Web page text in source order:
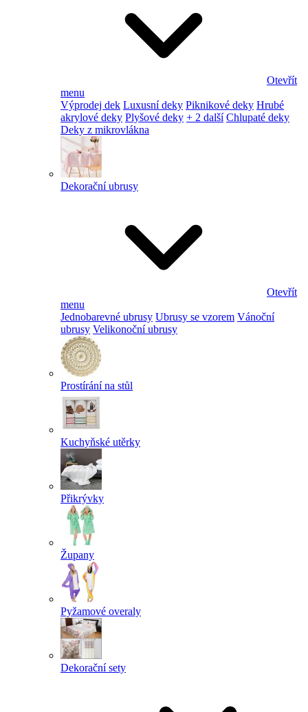
Otevřít
menu
Výprodej dek Luxusní deky Piknikové deky Hrubé
akrylové deky Plyšové deky + 2 další Chlupaté deky
Deky z mikrovlákna
Dekorační ubrusy
Otevřít
menu
Jednobarevné ubrusy Ubrusy se vzorem Vánoční
ubrusy Velikonoční ubrusy
Prostírání na stůl
Kuchyňské utěrky
Přikrývky
Župany
Pyžamové overaly
Dekorační sety